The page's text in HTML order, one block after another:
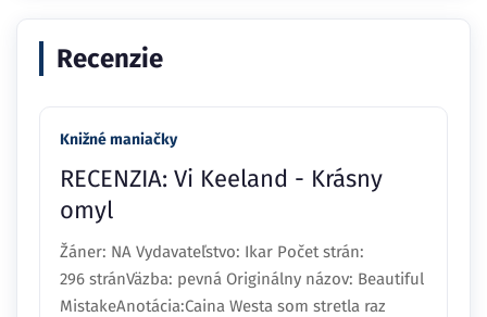
Recenzie
Knižné maniačky
RECENZIA: Vi Keeland - Krásny
omyl
Žáner: NA Vydavateľstvo: Ikar Počet strán:
296 stránVäzba: pevná Originálny názov: Beautiful
MistakeAnotácia:Caina Westa som stretla raz